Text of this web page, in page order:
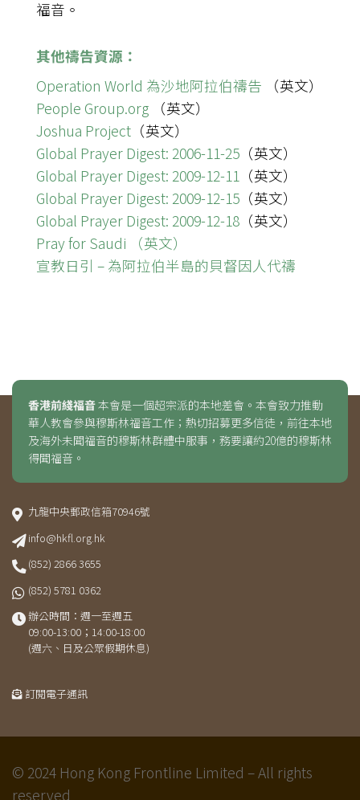
福音。
其他禱告資源：
Operation World 為沙地阿拉伯禱告 （英文）
People Group.org
（英文）
Joshua Project （英文）
Global Prayer Digest: 2006-11-25 （英文）
Global Prayer Digest: 2009-12-11 （英文）
Global Prayer Digest: 2009-12-15 （英文）
Global Prayer Digest: 2009-12-18 （英文）
Pray for Saudi （英文）
宣教日引 – 為阿拉伯半島的貝督因人代禱
香港前綫福音本會是一個超宗派的本地差會。本會致力推動
華人教會參與穆斯林福音工作；熱切招募更多信徒，前往本地
及海外未聞福音的穆斯林群體中服事，務要讓約20億的穆斯林
得聞福音。
九龍中央郵政信箱70946號
info@hkfl.org.hk
(852) 2866 3655
(852) 5781 0362
辦公時間：週一至週五
09:00-13:00；14:00-18:00
(週六、日及公眾假期休息)
訂閱電子通訊
© 2024 Hong Kong Frontline Limited – All rights
reserved